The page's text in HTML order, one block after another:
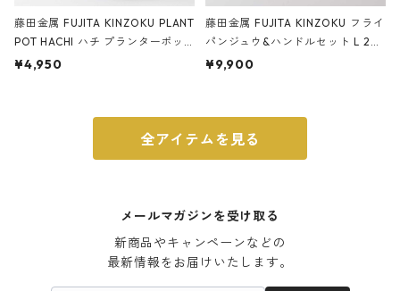
藤田金属 FUJITA KINZOKU PLANT
POT HACHI ハチ プランターポッ
ト 3号 ブラック
¥4,950
藤田金属 FUJITA KINZOKU フライ
パンジュウ&ハンドルセット L 24c
m ガス火・IH対応 鉄フライパン
¥9,900
全アイテムを見る
メールマガジンを受け取る
新商品やキャンペーンなどの
最新情報をお届けいたします。